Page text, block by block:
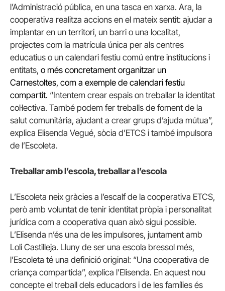
l’Administració pública, en una tasca en xarxa. Ara, la
cooperativa realitza accions en el mateix sentit: ajudar a
implantar en un territori, un barri o una localitat,
projectes com la matrícula única per als centres
educatius o un calendari festiu comú entre institucions i
entitats, o més concretament organitzar un
Carnestoltes, com a exemple de calendari festiu
compartit. “Intentem crear espais on treballar la identitat
col·lectiva. També podem fer treballs de foment de la
salut comunitària, ajudant a crear grups d’ajuda mútua”,
explica Elisenda Vegué, sòcia d’ETCS i també impulsora
de l’Escoleta.
Treballar amb l’escola, treballar a l’escola
L’Escoleta neix gràcies a l’escalf de la cooperativa ETCS,
però amb voluntat de tenir identitat pròpia i personalitat
jurídica com a cooperativa quan això sigui possible.
L’Elisenda n’és una de les impulsores, juntament amb
Loli Castilleja. Lluny de ser una escola bressol més,
l’Escoleta té una definició original: “Una cooperativa de
criança compartida”, explica l’Elisenda. En aquest nou
concepte el treball dels educadors i de les famílies és